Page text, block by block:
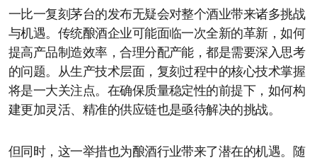
一比一复刻茅台的发布无疑会对整个酒业带来诸多挑战
与机遇。传统酿酒企业可能面临一次全新的革新，如何
提高产品制造效率，合理分配产能，都是需要深入思考
的问题。从生产技术层面，复刻过程中的核心技术掌握
将是一大关注点。在确保质量稳定性的前提下，如何构
建更加灵活、精准的供应链也是亟待解决的挑战。
但同时，这一举措也为酿酒行业带来了潜在的机遇。随